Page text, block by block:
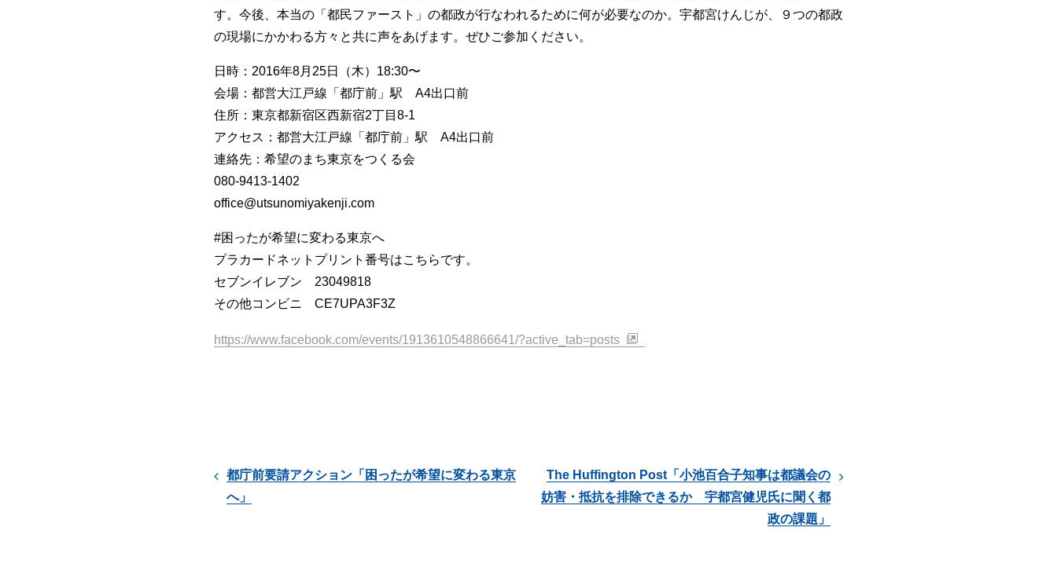
す。今後、本当の「都民ファースト」の都政が行なわれるために何が必要なのか。宇都宮けんじが、９つの都政
の現場にかかわる方々と共に声をあげます。ぜひご参加ください。
日時：2016年8月25日（木）18:30〜
会場：都営大江戸線「都庁前」駅 A4出口前
住所：東京都新宿区西新宿2丁目8-1
アクセス：都営大江戸線「都庁前」駅 A4出口前
連絡先：希望のまち東京をつくる会
080-9413-1402
office@utsunomiyakenji.com
#困ったが希望に変わる東京へ
プラカードネットプリント番号はこちらです。
セブンイレブン 23049818
その他コンビニ CE7UPA3F3Z
https://www.facebook.com/events/1913610548866641/?active_tab=posts
都庁前要請アクション「困ったが希望に変わる東京
へ」
The Huffington Post「小池百合子知事は都議会の
妨害・抵抗を排除できるか 宇都宮健児氏に聞く都
政の課題」